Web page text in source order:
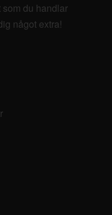
du handlar
något extra!